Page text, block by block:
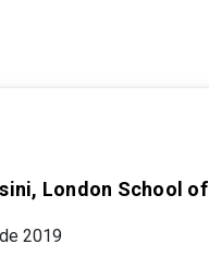
London School of
2019